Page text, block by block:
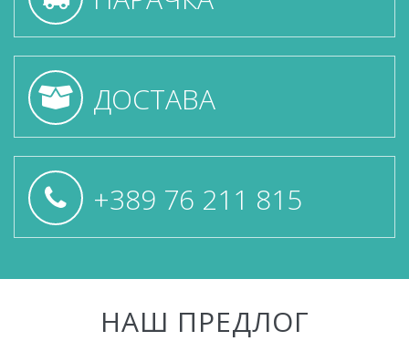
ДОСТАВА
+389 76 211 815
НАШ ПРЕДЛОГ